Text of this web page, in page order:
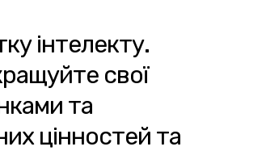
інтелекту.
свої
та
цінностей та